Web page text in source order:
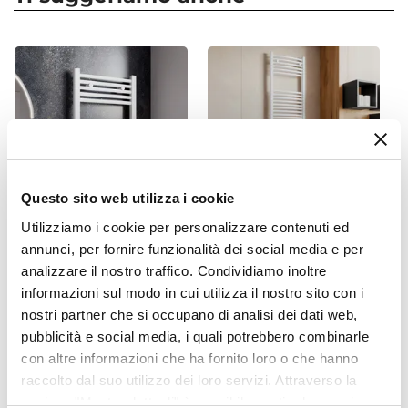
Questo sito web utilizza i cookie
Utilizziamo i cookie per personalizzare contenuti ed
annunci, per fornire funzionalità dei social media e per
analizzare il nostro traffico. Condividiamo inoltre
informazioni sul modo in cui utilizza il nostro sito con i
nostri partner che si occupano di analisi dei dati web,
pubblicità e social media, i quali potrebbero combinarle
con altre informazioni che ha fornito loro o che hanno
raccolto dal suo utilizzo dei loro servizi. Attraverso la
sezione "Mostra dettagli" è possibile gestire le proprie
Colore
Finitura
Cromata|Nickel
Materiale
Compatibilità Tubi
Misura Attacco Detentore
1/2"
Attacco Detentore
24 - 19
12
Attacco Raccordi
24 - 19
Misura Attacco Valvola
CODICE:775B
Termoarredo scaldasalviette
770x500 bianco interasse
€ 40,00
CODICE:186BC
Termoarredo scaldasalviette
1800x600 bianco curvo
€ 84,00